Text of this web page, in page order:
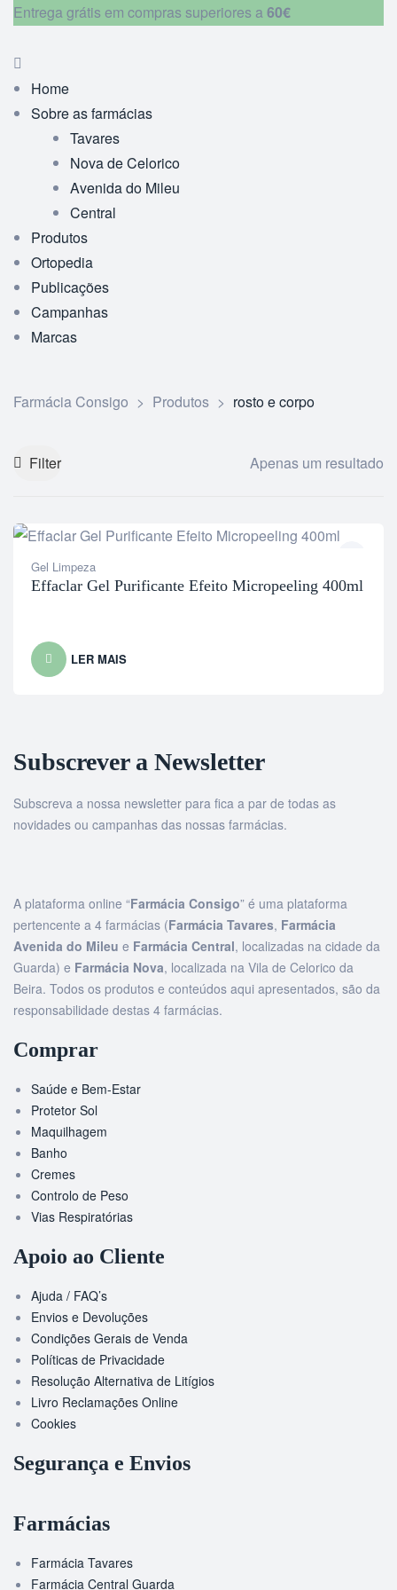
Entrega grátis em compras superiores a60€
Home
Sobre as farmácias
Tavares
Nova de Celorico
Avenida do Mileu
Central
Produtos
Ortopedia
Publicações
Campanhas
Marcas
Farmácia Consigo > Produtos > rosto e corpo
Filter Apenas um resultado
Gel Limpeza
Effaclar Gel Purificante Efeito Micropeeling 400ml
LER MAIS
Subscrever a Newsletter
Subscreva a nossa newsletter para fica a par de todas as
novidades ou campanhas das nossas farmácias.
A plataforma online “Farmácia Consigo” é uma plataforma
pertencente a 4 farmácias (Farmácia Tavares, Farmácia
Avenida do Mileu e Farmácia Central, localizadas na cidade da
Guarda) e Farmácia Nova, localizada na Vila de Celorico da
Beira. Todos os produtos e conteúdos aqui apresentados, são da
responsabilidade destas 4 farmácias.
Comprar
Saúde e Bem-Estar
Protetor Sol
Maquilhagem
Banho
Cremes
Controlo de Peso
Vias Respiratórias
Apoio ao Cliente
Ajuda / FAQ’s
Envios e Devoluções
Condições Gerais de Venda
Políticas de Privacidade
Resolução Alternativa de Litígios
Livro Reclamações Online
Cookies
Segurança e Envios
Farmácias
Farmácia Tavares
Farmácia Central Guarda